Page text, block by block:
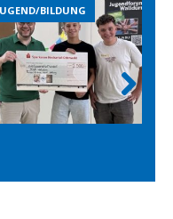
JUGEND/BILDUNG
Nex
t